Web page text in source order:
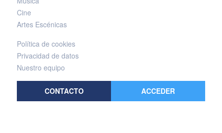
Cine
Artes Escénicas
Política de cookies
Privacidad de datos
Nuestro equipo
CONTACTO ACCEDER